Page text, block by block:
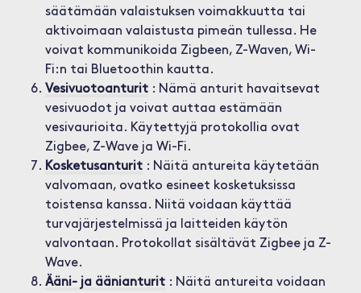
säätämään valaistuksen voimakkuutta tai
aktivoimaan valaistusta pimeän tullessa. He
voivat kommunikoida Zigbeen, Z-Waven, Wi-
Fi:n tai Bluetoothin kautta.
Vesivuotoanturit: Nämä anturit havaitsevat
vesivuodot ja voivat auttaa estämään
vesivaurioita. Käytettyjä protokollia ovat
Zigbee, Z-Wave ja Wi-Fi.
Kosketusanturit: Näitä antureita käytetään
valvomaan, ovatko esineet kosketuksissa
toistensa kanssa. Niitä voidaan käyttää
turvajärjestelmissä ja laitteiden käytön
valvontaan. Protokollat sisältävät Zigbee ja Z-
Wave.
Ääni- ja äänianturit: Näitä antureita voidaan